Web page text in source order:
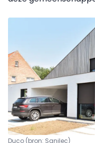
Duco (bron: Sanilec)